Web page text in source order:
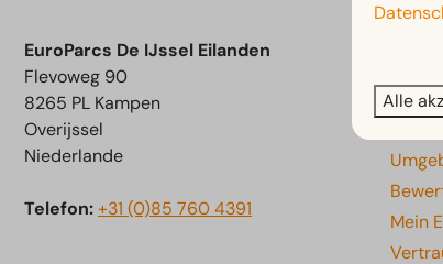
EuroParcs De IJssel Eilanden
Flevoweg 90
8265 PL Kampen
Overijssel
Niederlande
Telefon:+31 (0)85 760 4391
Mein
Alle